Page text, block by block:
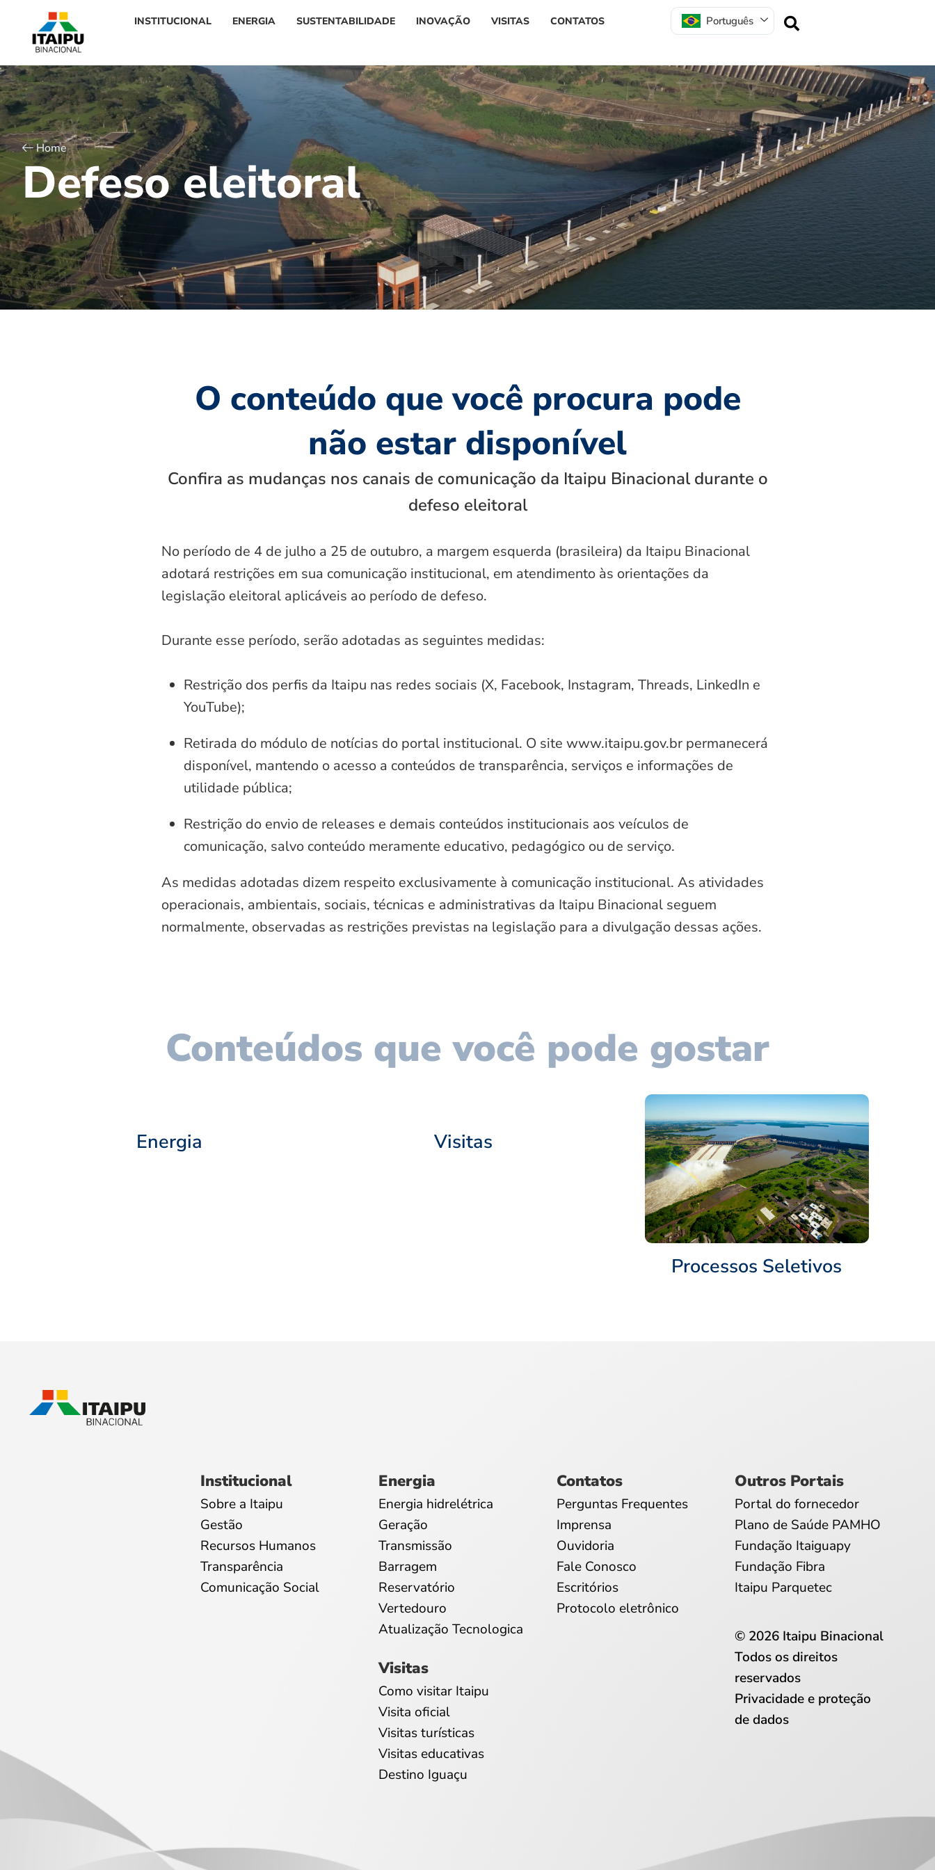
INSTITUCIONAL ENERGIA SUSTENTABILIDADE INOVAÇÃO VISITAS CONTATOS Português
Home
Defeso eleitoral
O conteúdo que você procura pode
não estar disponível
Confira as mudanças nos canais de comunicação da Itaipu Binacional durante o
defeso eleitoral
No período de 4 de julho a 25 de outubro, a margem esquerda (brasileira) da Itaipu Binacional
adotará restrições em sua comunicação institucional, em atendimento às orientações da
legislação eleitoral aplicáveis ao período de defeso.
Durante esse período, serão adotadas as seguintes medidas:
Restrição dos perfis da Itaipu nas redes sociais (X, Facebook, Instagram, Threads, LinkedIn e
YouTube);
Retirada do módulo de notícias do portal institucional. O site www.itaipu.gov.br permanecerá
disponível, mantendo o acesso a conteúdos de transparência, serviços e informações de
utilidade pública;
Restrição do envio de releases e demais conteúdos institucionais aos veículos de
comunicação, salvo conteúdo meramente educativo, pedagógico ou de serviço.
As medidas adotadas dizem respeito exclusivamente à comunicação institucional. As atividades
operacionais, ambientais, sociais, técnicas e administrativas da Itaipu Binacional seguem
normalmente, observadas as restrições previstas na legislação para a divulgação dessas ações.
Conteúdos que você pode gostar
Energia Visitas
Processos Seletivos
Institucional
Sobre a Itaipu
Gestão
Recursos Humanos
Transparência
Comunicação Social
Energia
Energia hidrelétrica
Geração
Transmissão
Barragem
Reservatório
Vertedouro
Atualização Tecnologica
Visitas
Como visitar Itaipu
Visita oficial
Visitas turísticas
Visitas educativas
Destino Iguaçu
Contatos
Perguntas Frequentes
Imprensa
Ouvidoria
Fale Conosco
Escritórios
Protocolo eletrônico
Outros Portais
Portal do fornecedor
Plano de Saúde PAMHO
Fundação Itaiguapy
Fundação Fibra
Itaipu Parquetec
© 2026 Itaipu Binacional
Todos os direitos
reservados
Privacidade e proteção
de dados